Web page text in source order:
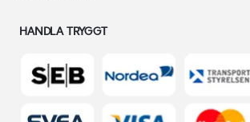
HANDLA TRYGGT